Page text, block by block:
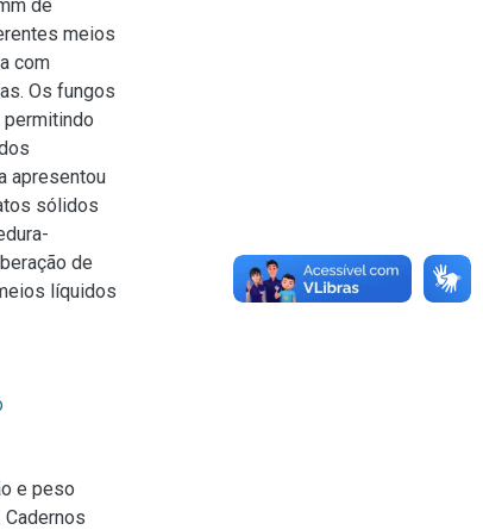
de
meios
com
Os fungos
apresentou
sólidos
de
líquidos
e peso